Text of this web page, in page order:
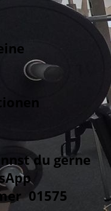
du gerne
01575